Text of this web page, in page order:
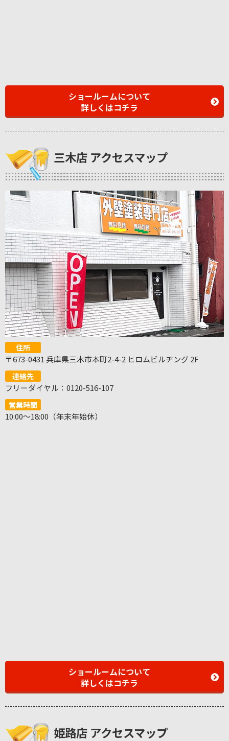
ショールームについて
詳しくはコチラ
三木店 アクセスマップ
住所
〒673-0431 兵庫県三木市本町2-4-2 ヒロムビルヂング 2F
連絡先
フリーダイヤル：0120-516-107
営業時間
10:00～18:00（年末年始休）
ショールームについて
詳しくはコチラ
姫路店 アクセスマップ